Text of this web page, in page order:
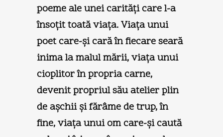
poeme ale unei carităţi care l-a
însoţit toată viaţa. Viaţa unui
poet care-şi cară în fiecare seară
inima la malul mării, viaţa unui
cioplitor în propria carne,
devenit propriul său atelier plin
de aşchii şi fărâme de trup, în
fine, viaţa unui om care-şi caută